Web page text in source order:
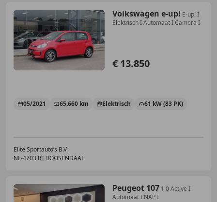
Volkswagen e-up! E-up! I
Elektrisch I Automaat I Camera I
€ 13.850
05/2021 65.660 km Elektrisch 61 kW (83 PK)
Elite Sportauto’s B.V.
NL-4703 RE ROOSENDAAL
Peugeot 107 1.0 Active I
Automaat I NAP I